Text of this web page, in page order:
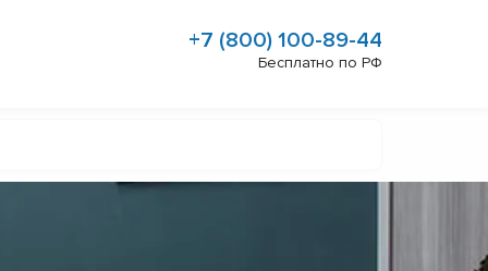
+7 (800) 100-89-44
Бесплатно по РФ